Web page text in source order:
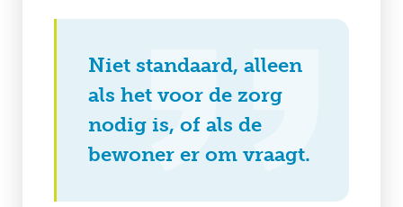
Niet standaard, alleen
als het voor de zorg
nodig is, of als de
bewoner er om vraagt.